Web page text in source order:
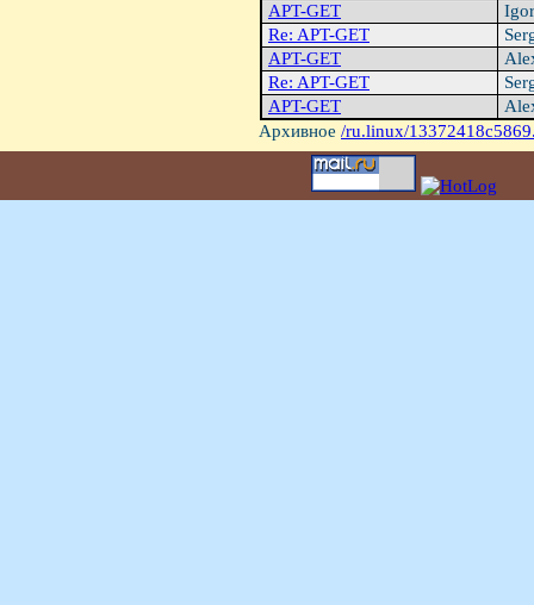
APT-GET
Re: APT-GET
APT-GET
Re: APT-GET
APT-GET
Архивное /ru.linux/